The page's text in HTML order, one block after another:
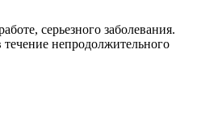
серьезного заболевания.
непродолжительного